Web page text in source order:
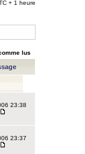
+ 1 heure
lus
23:38
23:37